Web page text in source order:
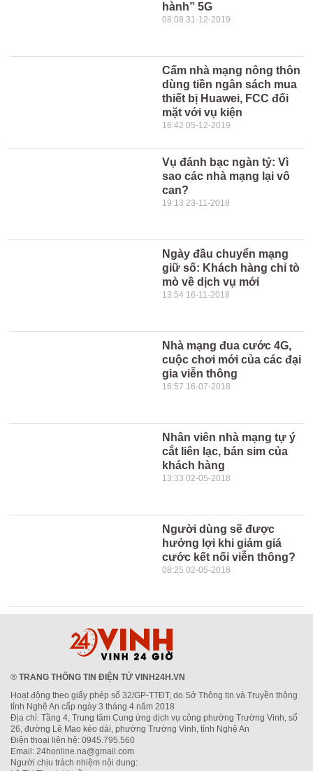
hành” 5G
08:08 31-12-2019
Cấm nhà mạng nông thôn
dùng tiền ngân sách mua
thiết bị Huawei, FCC đối
mặt với vụ kiện
16:42 05-12-2019
Vụ đánh bạc ngàn tỷ: Vì
sao các nhà mạng lại vô
can?
19:13 23-11-2018
Ngày đầu chuyển mạng
giữ số: Khách hàng chỉ tò
mò về dịch vụ mới
13:54 16-11-2018
Nhà mạng đua cước 4G,
cuộc chơi mới của các đại
gia viễn thông
16:57 16-07-2018
Nhân viên nhà mạng tự ý
cắt liên lạc, bán sim của
khách hàng
13:33 02-05-2018
Người dùng sẽ được
hưởng lợi khi giảm giá
cước kết nối viễn thông?
08:25 02-05-2018
® TRANG THÔNG TIN ĐIỆN TỬ VINH24H.VN
Hoạt động theo giấy phép số 32/GP-TTĐT, do Sở Thông tin và Truyền thông
tỉnh Nghệ An cấp ngày 3 tháng 4 năm 2018
Địa chỉ: Tầng 4, Trung tâm Cung ứng dịch vụ công phường Trường Vinh, số
26, đường Lê Mao kéo dài, phường Trường Vinh, tỉnh Nghệ An
Điện thoại liên hệ: 0945.795.560
Email: 24honline.na@gmail.com
Người chịu trách nhiệm nội dung: